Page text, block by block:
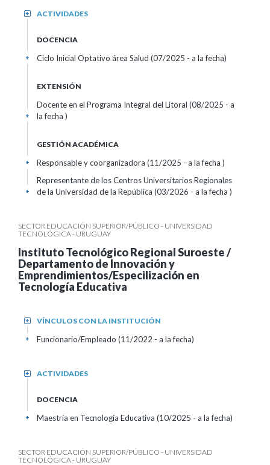
ACTIVIDADES
+
DOCENCIA
Ciclo Inicial Optativo área Salud (07/2025 - a la fecha)
+
EXTENSIÓN
Docente en el Programa Integral del Litoral (08/2025 - a
la fecha )
+
GESTIÓN ACADÉMICA
Responsable y coorganizadora (11/2025 - a la fecha )
+
Representante de los Centros Universitarios Regionales
de la Universidad de la República (03/2026 - a la fecha )
+
SECTOR EDUCACIÓN SUPERIOR/PÚBLICO - UNIVERSIDAD
TECNOLÓGICA - URUGUAY
Instituto Tecnológico Regional Suroeste /
Departamento de Innovación y
Emprendimientos/Especilización en
Tecnología Educativa
VÍNCULOS CON LA INSTITUCIÓN
+
Funcionario/Empleado (11/2022 - a la fecha)
+
ACTIVIDADES
+
DOCENCIA
Maestría en Tecnología Educativa (10/2025 - a la fecha)
+
SECTOR EDUCACIÓN SUPERIOR/PÚBLICO - UNIVERSIDAD
TECNOLÓGICA - URUGUAY